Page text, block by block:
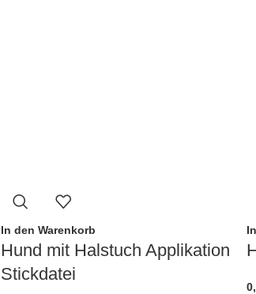
In den Warenkorb
Hund mit Halstuch Applikation
Stickdatei